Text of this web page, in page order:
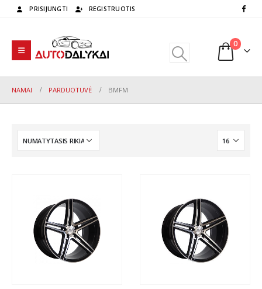
PRISIJUNGTI REGISTRUOTIS
0
NAMAI PARDUOTUVĖ BMFM